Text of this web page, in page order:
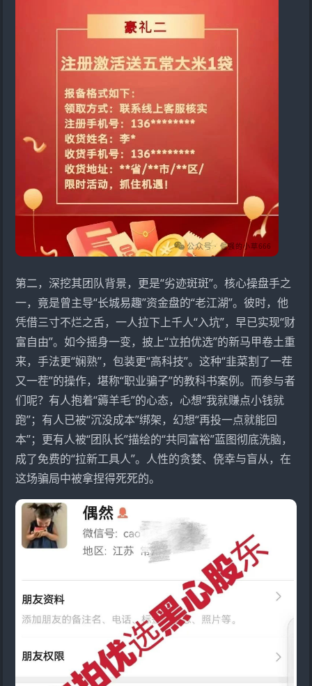
第二，深挖其团队背景，更是“劣迹斑斑”。核心操盘手之
一，竟是曾主导“长城易趣”资金盘的“老江湖”。彼时，他
凭借三寸不烂之舌，一人拉下上千人“入坑”，早已实现“财
富自由”。如今摇身一变，披上“立拍优选”的新马甲卷土重
来，手法更“娴熟”，包装更“高科技”。这种“韭菜割了一茬
又一茬”的操作，堪称“职业骗子”的教科书案例。而参与者
们呢？有人抱着“薅羊毛”的心态，心想“我就赚点小钱就
跑”；有人已被“沉没成本”绑架，幻想“再投一点就能回
本”；更有人被“团队长”描绘的“共同富裕”蓝图彻底洗脑，
成了免费的“拉新工具人”。人性的贪婪、侥幸与盲从，在
这场骗局中被拿捏得死死的。